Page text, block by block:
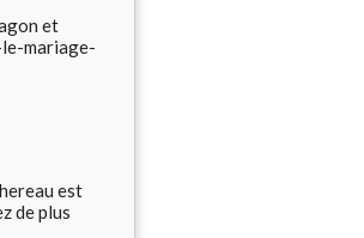
et
mariage-
est
de plus